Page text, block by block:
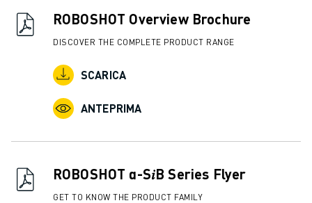
ROBOSHOT Overview Brochure
DISCOVER THE COMPLETE PRODUCT RANGE
SCARICA
ANTEPRIMA
ROBOSHOT α-S𝑖B Series Flyer
GET TO KNOW THE PRODUCT FAMILY